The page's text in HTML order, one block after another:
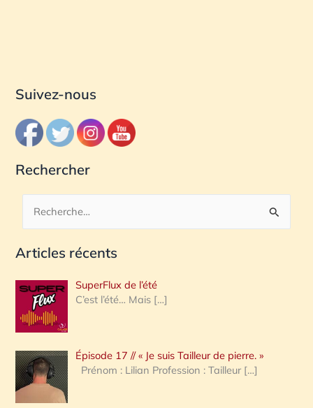
Suivez-nous
Rechercher
c
e
r
c
h
e
Articles récents
SuperFlux de l’été
C’est l’été… Mais […]
Épisode 17 // « Je suis Tailleur de pierre. »
Prénom : Lilian Profession : Tailleur […]